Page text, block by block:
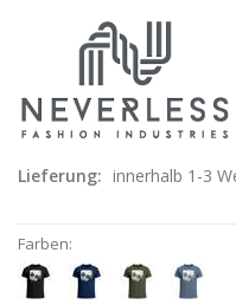
Lieferung: innerhalb 1-3
Farben: